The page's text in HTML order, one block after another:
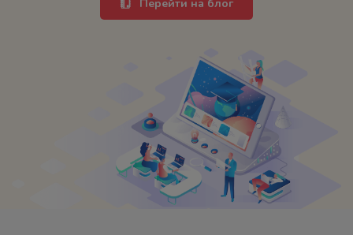
Перейти на блог